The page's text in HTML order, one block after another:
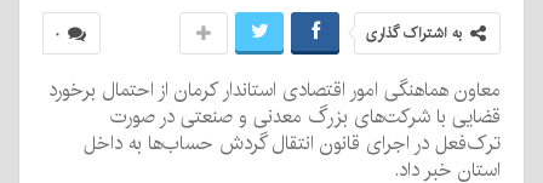
۰ به اشتراک گذاری
معاون هماهنگی امور اقتصادی استاندار کرمان از احتمال برخورد
قضایی با شرکت‌های بزرگ معدنی و صنعتی در صورت
ترک‌فعل در اجرای قانون انتقال گردش حساب‌ها به داخل
استان خبر داد.